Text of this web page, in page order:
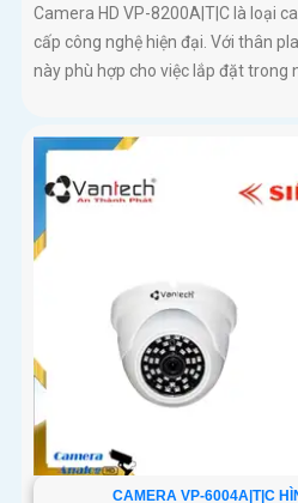
Camera HD VP-8200A|T|C là loại
cấp công nghệ hiện đại. Với thân
này phù hợp cho việc lắp đặt trong
CAMERA VP-6004A|T|C